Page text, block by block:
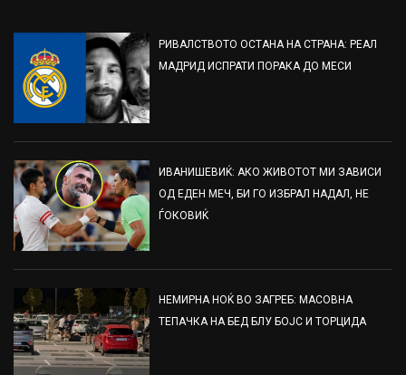
РИВАЛСТВОТО ОСТАНА НА СТРАНА: РЕАЛ
МАДРИД ИСПРАТИ ПОРАКА ДО МЕСИ
ИВАНИШЕВИЌ: АКО ЖИВОТОТ МИ ЗАВИСИ
ОД ЕДЕН МЕЧ, БИ ГО ИЗБРАЛ НАДАЛ, НЕ
ЃОКОВИЌ
НЕМИРНА НОЌ ВО ЗАГРЕБ: МАСОВНА
ТЕПАЧКА НА БЕД БЛУ БОЈС И ТОРЦИДА